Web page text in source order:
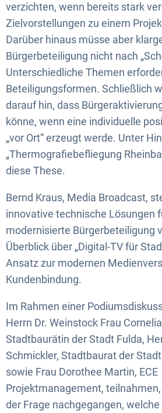
verzichten, wenn bereits stark
Zielvorstellungen zu einem
Darüber hinaus müsse aber
Bürgerbeteiligung nicht nach
Unterschiedliche Themen
Beteiligungsformen. Schließlich
darauf hin, dass
könne, wenn eine individuelle
„vor Ort“ erzeugt werde. Unter
„Thermografiebefliegung
diese These.
Bernd Kraus, Media Broadcast,
innovative technische Lösungen
modernisierte Bürgerbeteiligung
Überblick über „Digital-TV für
Ansatz zur modernen
Kundenbindung.
Im Rahmen einer
Herrn Dr. Weinstock Frau
Stadtbaurätin der Stadt Fulda,
Schmickler, Stadtbaurat der
sowie Frau Dorothee Martin, ECE
Projektmanagement,
der Frage nachgegangen,